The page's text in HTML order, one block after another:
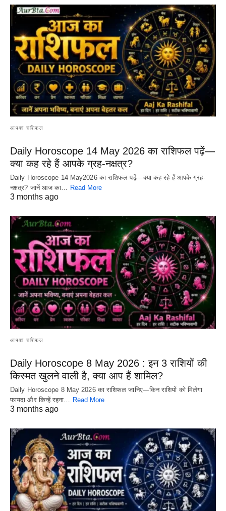
आपका राशिफल
Daily Horoscope 14 May 2026 का राशिफल पढ़ें—
क्या कह रहे हैं आपके ग्रह-नक्षत्र?
Daily Horoscope 14 May2026 का राशिफल पढ़ें—क्या कह रहे हैं आपके ग्रह-
नक्षत्र? जानें आज का… Read More
3 months ago
आपका राशिफल
Daily Horoscope 8 May 2026 : इन 3 राशियों की
किस्मत खुलने वाली है, क्या आप हैं शामिल?
Daily Horoscope 8 May 2026 का राशिफल जानिए—किन राशियों को मिलेगा
फायदा और किन्हें रहना…
Read More
3 months ago